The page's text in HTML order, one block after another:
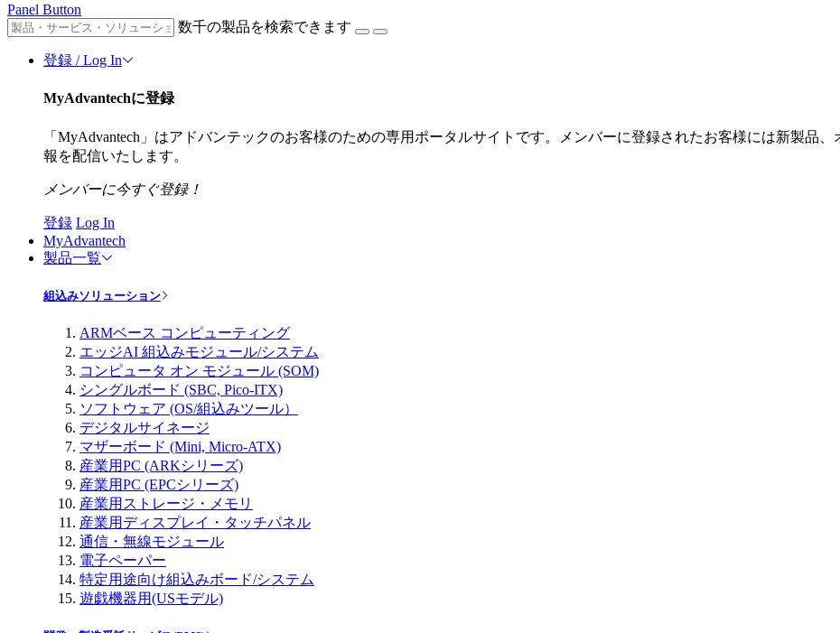
Panel Button
数千の製品を検索できます
登録 / Log In
MyAdvantechに登録
「MyAdvantech」はアドバンテックのお客様のための専用ポータルサイトです。メンバーに登録されたお客様には新製品
報を配信いたします。
メンバーに今すぐ登録！
登録 Log In
MyAdvantech
製品一覧
組込みソリューション
ARMベース コンピューティング
エッジAI 組込みモジュール/システム
コンピュータ オン モジュール (SOM)
シングルボード (SBC, Pico-ITX)
ソフトウェア (OS/組込みツール）
デジタルサイネージ
マザーボード (Mini, Micro-ATX)
産業用PC (ARKシリーズ)
産業用PC (EPCシリーズ)
産業用ストレージ・メモリ
産業用ディスプレイ・タッチパネル
通信・無線モジュール
電子ペーパー
特定用途向け組込みボード/システム
遊戯機器用(USモデル)